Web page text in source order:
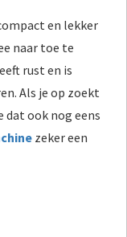
en lekker
naar toe te
rust en is
Als je op zoekt
dat ook nog eens
zeker een